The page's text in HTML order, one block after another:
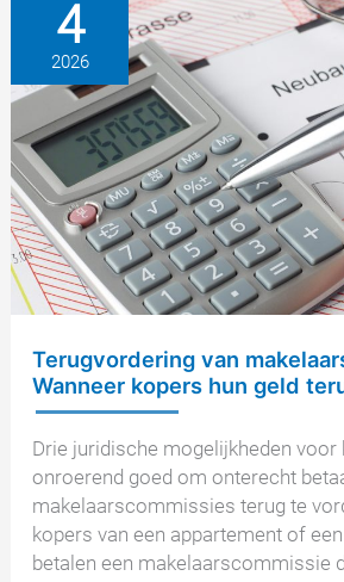
656c
656d
van
het
Duitse
Burgerlijk
Wetboek
(BGB)
eenvoudig
4
2026
Terugvordering van
Wanneer kopers hun geld
Drie juridische mogelijkheden voor
onroerend goed om onterecht
makelaarscommissies terug te
kopers van een appartement of
betalen een makelaarscommissie